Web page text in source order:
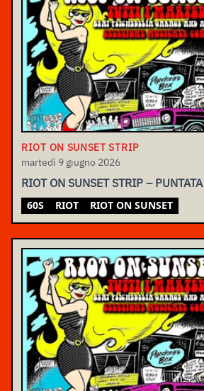
RIOT ON SUNSET STRIP
martedì 9 giugno 2026
RIOT ON SUNSET STRIP –
60S RIOT RIOT ON SUNSET